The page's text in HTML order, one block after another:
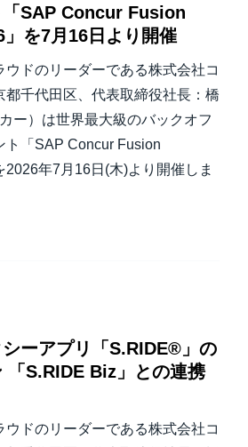
「SAP Concur Fusion
を7月16日より開催
ウドのリーダーである株式会社コ
都千代田区、代表取締役社長：橋
ー）は世界最大級のバックオフ
ト「SAP Concur Fusion
2026年7月16日(木)より開催しま
ーアプリ「S.RIDE®」の
「S.RIDE Biz」との連携
ウドのリーダーである株式会社コ